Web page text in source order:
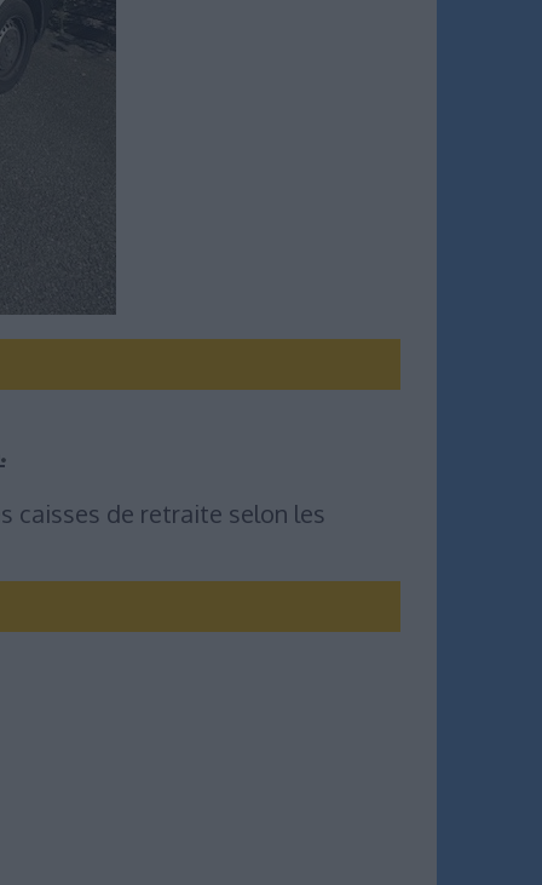
caisses de retraite selon les